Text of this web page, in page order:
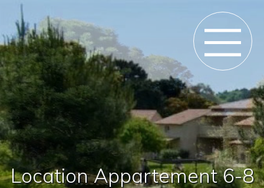
Location Appartement 6-8